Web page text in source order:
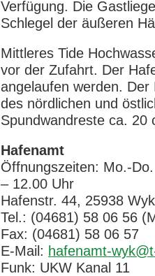
Verfügung. Die
Schlegel der äußeren
Mittleres Tide
vor der Zufahrt. Der
angelaufen werden.
des nördlichen und
Spundwandreste ca. 20
Hafenamt
Öffnungszeiten: Mo.-
– 12.00 Uhr
Hafenstr. 44, 25938
Tel.: (04681) 58 06 56
Fax: (04681) 58 06 57
E-Mail: hafenamt-
Funk: UKW Kanal 11